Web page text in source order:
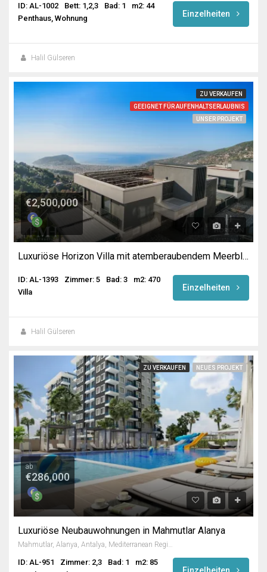
ID: AL-1002 Bett: 1,2,3 Bad: 1
m2: 44
Penthaus, Wohnung
Einzelheiten
Halil Gülseren
ZU VERKAUFEN
GEEIGNET FÜR AUFENHALTSERLAUBNIS
UNSER PROJEKT
€2,500,000
Luxuriöse Horizon Villa mit atemberaubendem Meerblick in Alanya
ID: AL-1393 Zimmer: 5 Bad: 3
m2: 470
Villa
Einzelheiten
Halil Gülseren
ZU VERKAUFEN NEUES PROJEKT
ab
€286,000
Luxuriöse Neubauwohnungen in Mahmutlar Alanya
ID: AL-951 Zimmer: 2,3 Bad: 1
m2: 85
Einzelheiten